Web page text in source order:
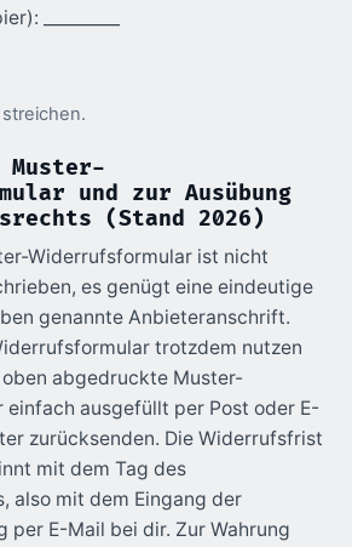
_________
Muster-
und zur Ausübung
(Stand 2026)
Widerrufsformular ist nicht
es genügt eine eindeutige
genannte Anbieteranschrift.
trotzdem nutzen
abgedruckte Muster-
ausgefüllt per Post oder E-
zurücksenden. Die Widerrufsfrist
mit dem Tag des
also mit dem Eingang der
per E-Mail bei dir. Zur Wahrung